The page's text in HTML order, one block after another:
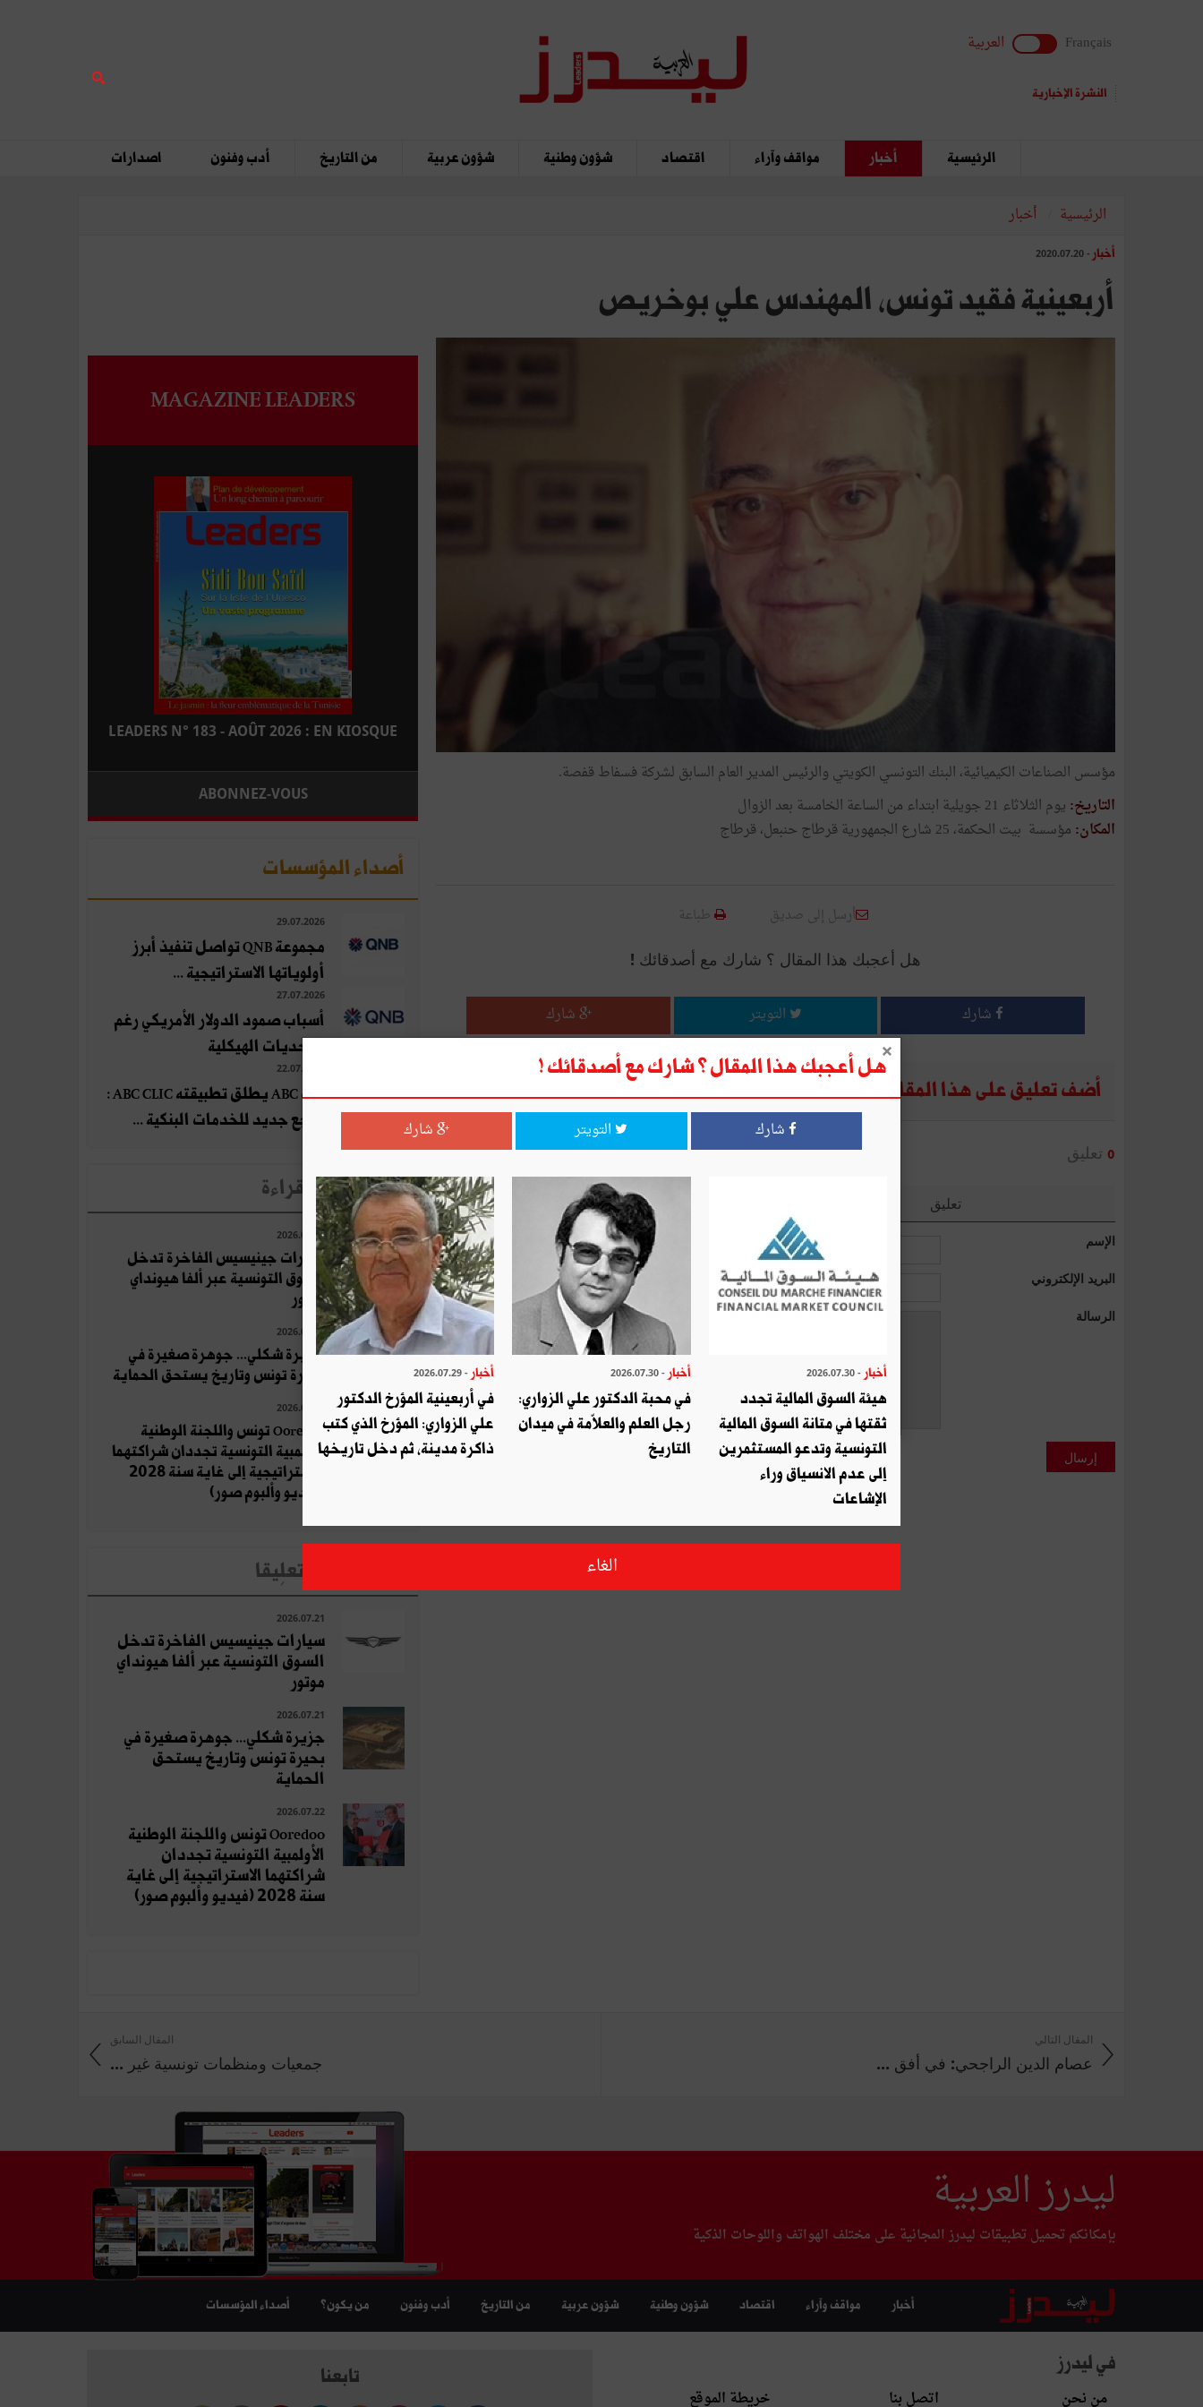
Français العربية
النشرة الإخبارية
الرئيسية أخبار مواقف وآراء اقتصاد شؤون وطنية شؤون عربية من التاريخ أدب وفنون اصدارات
الرئيسية أخبار
أخبار - 2020.07.20
أربعينية فقيد تونس، المهندس علي بوخريص
مؤسس الصناعات الكيميائية، البنك التونسي الكويتي والرئيس المدير العام السابق لشركة فسفاط قفصة.
التاريخ: يوم الثلاثاء 21 جويلية ابتداء من الساعة الخامسة بعد الزوال
المكان: مؤسسة بيت الحكمة، 25 شارع الجمهورية قرطاج حنبعل، قرطاج
أرسل إلى صديق طباعة
هل أعجبك هذا المقال ؟ شارك مع أصدقائك !
شارك التويتر شارك
أضف تعليق على هذا المقال
0 تعليق
اكتب تعليق تعليق
الإسم
البريد الإلكتروني
الرسالة
إرسال
MAGAZINE LEADERS
LEADERS N° 183 - AOÛT 2026 : EN KIOSQUE
ABONNEZ-VOUS
أصداء المؤسسات
29.07.2026
مجموعة QNB تواصل تنفيذ أبرز
أولوياتها الاستراتيجية ...
27.07.2026
أسباب صمود الدولار الأمريكي رغم
التحديات الهيكلية
22.07.2026
بنك ABC يطلق تطبيقته ABC CLIC :
مرجع جديد للخدمات البنكية ...
الأخبار الأكثر قراءة
2026.07.21
سيارات جينيسيس الفاخرة تدخل
السوق التونسية عبر ألفا هيونداي
موتور
2026.07.21
جزيرة شكلي... جوهرة صغيرة في
بحيرة تونس وتاريخ يستحق الحماية
2026.07.22
Ooredoo تونس واللجنة الوطنية
الأولمبية التونسية تجددان شراكتهما
الاستراتيجية إلى غاية سنة 2028
(فيديو وألبوم صور)
الأخبار الأكثر تعلِيقا
2026.07.21
سيارات جينيسيس الفاخرة تدخل
السوق التونسية عبر ألفا هيونداي
موتور
2026.07.21
جزيرة شكلي... جوهرة صغيرة في
بحيرة تونس وتاريخ يستحق
الحماية
2026.07.22
Ooredoo تونس واللجنة الوطنية
الأولمبية التونسية تجددان
شراكتهما الاستراتيجية إلى غاية
سنة 2028 (فيديو وألبوم صور)
المقال السابق
جمعيات ومنظمات تونسية غير ...
المقال التالي
عصام الدين الراجحي: في أفق ...
ليدرز العربية
بإمكانكم تحميل تطبيقات ليدرز المجانية على مختلف الهواتف واللوحات الذكية
أخبار مواقف وآراء اقتصاد شؤون وطنية شؤون عربية من التاريخ أدب وفنون من يكون؟ أصداء المؤسسات
في ليدرز
من نحن اتصل بنا خريطة الموقع
تابعنا
هل أعجبك هذا المقال ؟ شارك مع أصدقائك !
شارك التويتر شارك
أخبار - 2026.07.30
هيئة السوق المالية تجدد
ثقتها في متانة السوق المالية
التونسية وتدعو المستثمرين
إلى عدم الانسياق وراء
الإشاعات
أخبار - 2026.07.30
في محبة الدكتور علي الزواري:
رجل العلم والعلاّمة في ميدان
التاريخ
أخبار - 2026.07.29
في أربعينية المؤرخ الدكتور
علي الزواري: المؤرخ الذي كتب
ذاكرة مدينة، ثم دخل تاريخها
الغاء